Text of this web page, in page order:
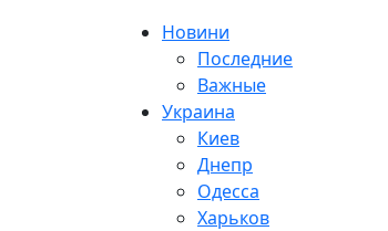
Новини
Последние
Важные
Украина
Киев
Днепр
Одесса
Харьков